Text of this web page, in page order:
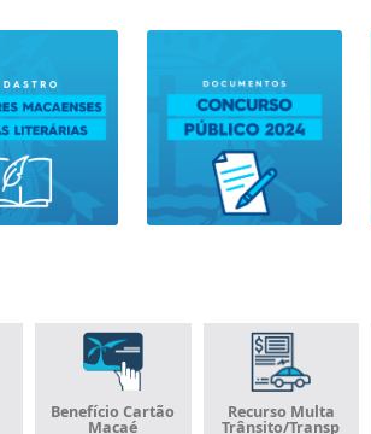
Benefício Cartão
Macaé
Recurso Multa
Trânsito/Transp